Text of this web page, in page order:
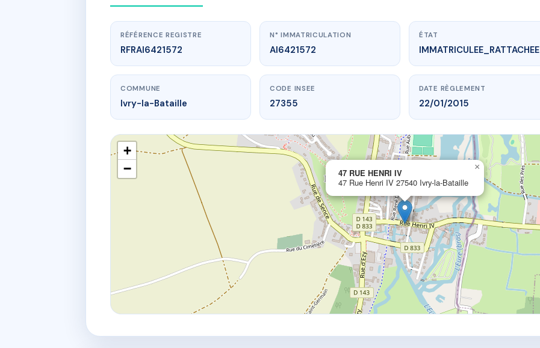
www.vme.plus/AI6421572
47 RUE HENRI IV
27540 Ivry-la-Bataille
RÉFÉRENCE REGISTRE
RFRAI6421572
N° IMMATRICULATION
AI6421572
ÉTAT
IMMATRICULEE_RATTACHEE
COMMUNE
Ivry-la-Bataille
CODE INSEE
27355
DATE RÈGLEMENT
22/01/2015
47 RUE HENRI IV
47 Rue Henri IV 27540 Ivry-la-Bataille
×
+
−